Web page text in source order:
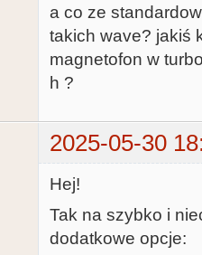
a co ze
takich wave? jakiś
magnetofon w
h ?
2025-05-30
Hej!
Tak na szybko i
dodatkowe opcje: